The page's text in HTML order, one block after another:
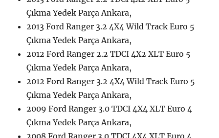
Çıkma Yedek Parça Ankara,
2013 Ford Ranger 3.2 4X4 Wild Track Euro 5
Çıkma Yedek Parça Ankara,
2012 Ford Ranger 2.2 TDCI 4X2 XLT Euro 5
Çıkma Yedek Parça Ankara,
2012 Ford Ranger 3.2 4X4 Wild Track Euro 5
Çıkma Yedek Parça Ankara,
2009 Ford Ranger 3.0 TDCI 4X4 XLT Euro 4
Çıkma Yedek Parça Ankara,
2008 Ford Ranger 3.0 TDCI 4X4 XLT Euro 4